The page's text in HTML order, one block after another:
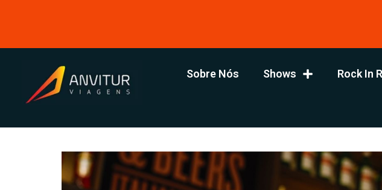
Sobre Nós Shows Rock In